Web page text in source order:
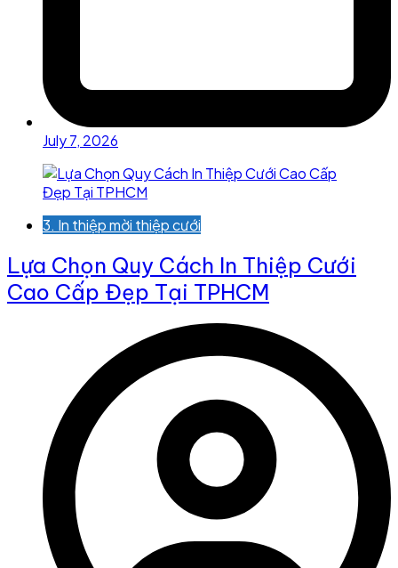
July 7, 2026
3. In thiệp mời thiệp cưới
Lựa Chọn Quy Cách In Thiệp Cưới
Cao Cấp Đẹp Tại TPHCM